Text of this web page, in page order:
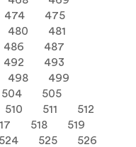
474
475
480
481
486
487
492
493
498
499
504
505
510 511
512
518
519
524 525
526